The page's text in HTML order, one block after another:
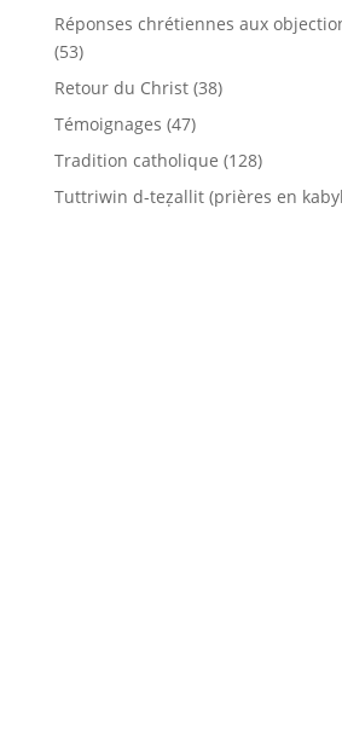
Réponses chrétiennes aux
(53)
Retour du Christ(38)
Témoignages (47)
Tradition catholique (128)
Tuttriwin d-teẓallit (prières en